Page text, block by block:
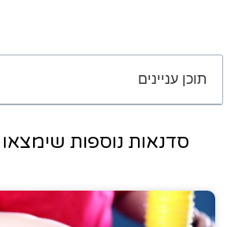
תוכן עניינים
סדנאות נוספות שימצאו